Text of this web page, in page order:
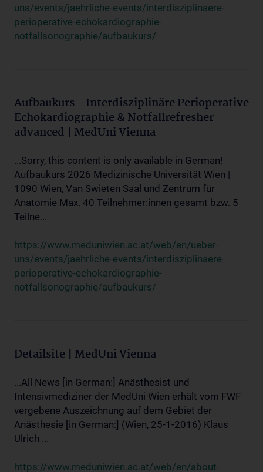
uns/events/jaehrliche-events/interdisziplinaere-
perioperative-echokardiographie-
notfallsonographie/aufbaukurs/
Aufbaukurs - Interdisziplinäre Perioperative
Echokardiographie & Notfallrefresher
advanced | MedUni Vienna
...Sorry, this content is only available in German!
Aufbaukurs 2026 Medizinische Universität Wien |
1090 Wien, Van Swieten Saal und Zentrum für
Anatomie Max. 40 Teilnehmer:innen gesamt bzw. 5
Teilne...
https://www.meduniwien.ac.at/web/en/ueber-
uns/events/jaehrliche-events/interdisziplinaere-
perioperative-echokardiographie-
notfallsonographie/aufbaukurs/
Detailsite | MedUni Vienna
...All News [in German:] Anästhesist und
Intensivmediziner der MedUni Wien erhält vom FWF
vergebene Auszeichnung auf dem Gebiet der
Anästhesie [in German:] (Wien, 25-1-2016) Klaus
Ulrich ...
https://www.meduniwien.ac.at/web/en/about-